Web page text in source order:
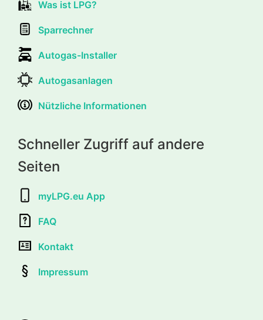
Was ist LPG?
Sparrechner
Autogas-Installer
Autogasanlagen
Nützliche Informationen
Schneller Zugriff auf andere
Seiten
myLPG.eu App
FAQ
Kontakt
Impressum